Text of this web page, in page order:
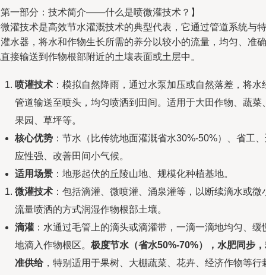
一部分：技术简介——什么是喷微灌技术？】
灌技术是高效节水灌溉技术的典型代表，它通过管道系统与特
水器，将水和作物生长所需的养分以较小的流量，均匀、准确
接输送到作物根部附近的土壤表面或土层中。
喷灌技术 ：模拟自然降雨，通过水泵加压或自然落差，将水
管道输送至喷头，均匀喷洒到田间。适用于大田作物、蔬菜
果园、草坪等。
核心优势 ：节水（比传统地面灌溉省水30%-50%）、省工
应性强、改善田间小气候。
适用场景 ：地形起伏的丘陵山地、规模化种植基地。
微灌技术 ：包括滴灌、微喷灌、涌泉灌等，以断续滴水或微
流量喷洒的方式润湿作物根部土壤。
滴灌 ：水通过毛管上的滴头或滴灌带，一滴一滴地均匀、缓
地滴入作物根区。 极度节水（省水50%-70%），水肥同步
准供给，特别适用于果树、大棚蔬菜、花卉、经济作物等行